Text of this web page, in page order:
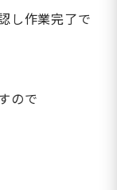
し作業完了で
ので